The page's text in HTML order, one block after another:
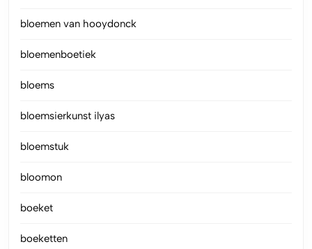
bloemen van hooydonck
bloemenboetiek
bloems
bloemsierkunst ilyas
bloemstuk
bloomon
boeket
boeketten